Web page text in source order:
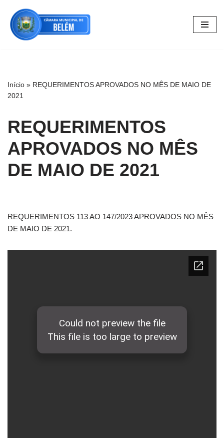
Pular
para
Início » REQUERIMENTOS APROVADOS NO MÊS DE MAIO DE
2021
REQUERIMENTOS
APROVADOS NO MÊS
DE MAIO DE 2021
REQUERIMENTOS 113 AO 147/2023 APROVADOS NO MÊS
DE MAIO DE 2021.